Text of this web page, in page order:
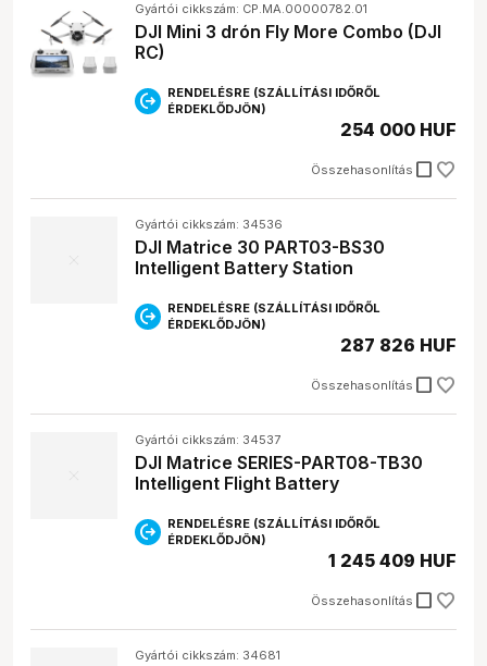
Gyártói cikkszám: CP.MA.00000782.01
DJI Mini 3 drón Fly More Combo (DJI
RC)
RENDELÉSRE (SZÁLLÍTÁSI IDŐRŐL
ÉRDEKLŐDJÖN)
Összehasonlítás check_box_outline_blank
254 000 HUF
Gyártói cikkszám: 34536
DJI Matrice 30 PART03-BS30
Intelligent Battery Station
RENDELÉSRE (SZÁLLÍTÁSI IDŐRŐL
ÉRDEKLŐDJÖN)
Összehasonlítás check_box_outline_blank
287 826 HUF
Gyártói cikkszám: 34537
DJI Matrice SERIES-PART08-TB30
Intelligent Flight Battery
RENDELÉSRE (SZÁLLÍTÁSI IDŐRŐL
ÉRDEKLŐDJÖN)
Összehasonlítás check_box_outline_blank
1 245 409 HUF
Gyártói cikkszám: 34681